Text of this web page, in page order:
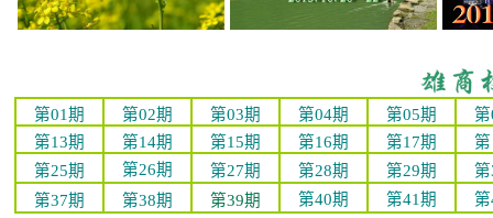
第01期 第02期 第03期 第04期 第05期 第
第13期
第14期 第15期 第16期 第17期
第
第25期
第26期 第27期 第28期 第29期
第37期
第38期 第39期 第40期 第41期